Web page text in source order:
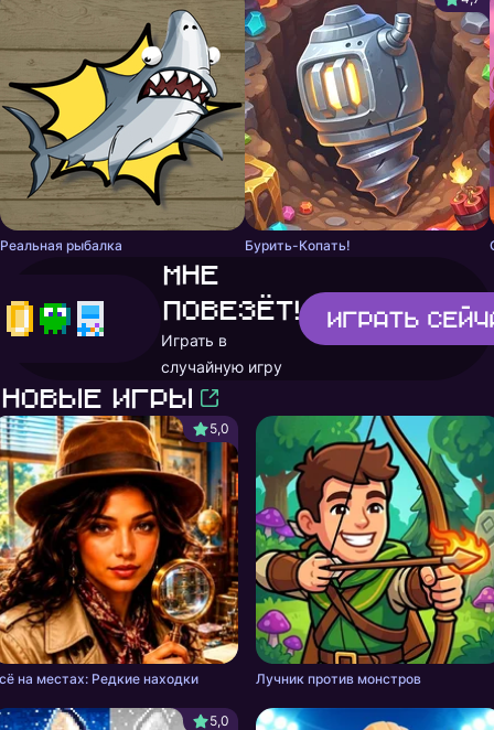
Реальная рыбалка Бурить-Копать!
Мне
повезёт!
Играть в
случайную игру
Играть
Новые игры
5,0
на местах: Редкие находки Лучник против монстров
5,0